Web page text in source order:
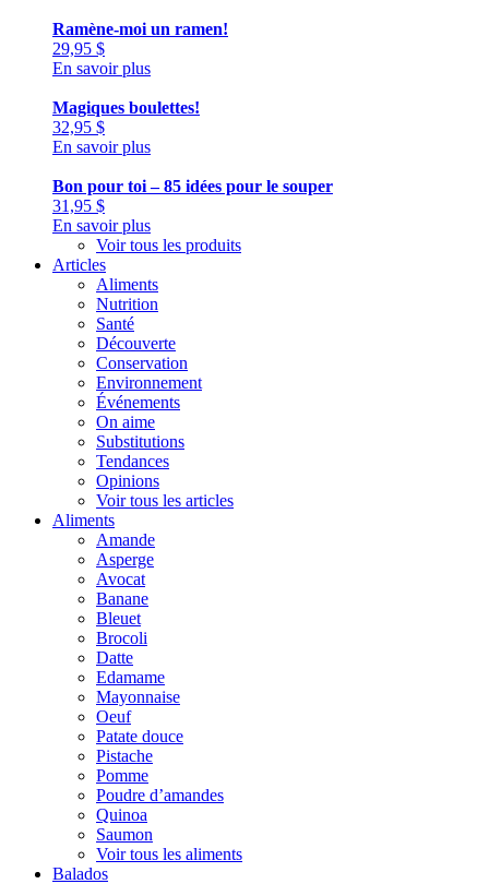
Ramène-moi un ramen!
29,95 $
En savoir plus
Magiques boulettes!
32,95 $
En savoir plus
Bon pour toi – 85 idées pour le souper
31,95 $
En savoir plus
Voir tous les produits
Articles
Aliments
Nutrition
Santé
Découverte
Conservation
Environnement
Événements
On aime
Substitutions
Tendances
Opinions
Voir tous les articles
Aliments
Amande
Asperge
Avocat
Banane
Bleuet
Brocoli
Datte
Edamame
Mayonnaise
Oeuf
Patate douce
Pistache
Pomme
Poudre d’amandes
Quinoa
Saumon
Voir tous les aliments
Balados